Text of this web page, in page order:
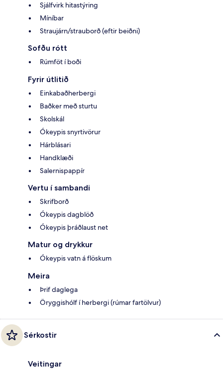
Sjálfvirk hitastýring
Míníbar
Straujárn/strauborð (eftir beiðni)
Sofðu rótt
Rúmföt í boði
Fyrir útlitið
Einkabaðherbergi
Baðker með sturtu
Skolskál
Ókeypis snyrtivörur
Hárblásari
Handklæði
Salernispappír
Vertu í sambandi
Skrifborð
Ókeypis dagblöð
Ókeypis þráðlaust net
Matur og drykkur
Ókeypis vatn á flöskum
Meira
Þrif daglega
Öryggishólf í herbergi (rúmar fartölvur)
Sérkostir
Veitingar